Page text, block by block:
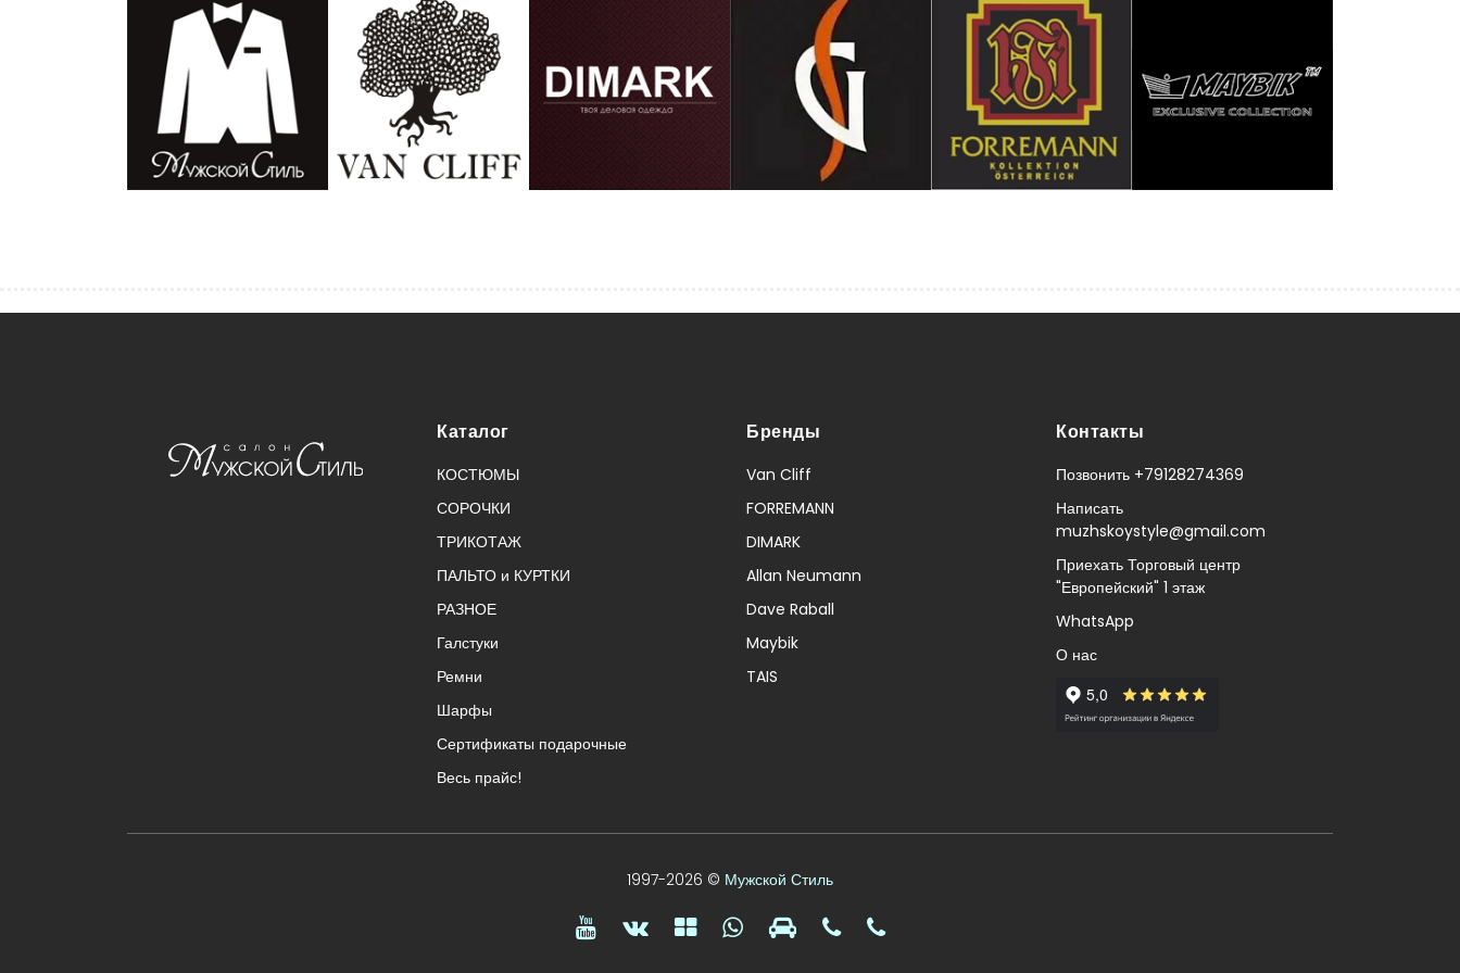
Каталог
КОСТЮМЫ
СОРОЧКИ
ТРИКОТАЖ
ПАЛЬТО и КУРТКИ
РАЗНОЕ
Галстуки
Ремни
Шарфы
Сертификаты подарочные
Весь прайс!
Бренды
Van Cliff
FORREMANN
DIMARK
Allan Neumann
Dave Raball
Maybik
TAIS
Контакты
Позвонить +79128274369
Написать
muzhskoystyle@gmail.com
Приехать Торговый центр
"Европейский" 1 этаж
WhatsApp
О нас
1997-2026 © Мужской Стиль